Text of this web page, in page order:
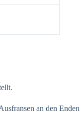
an den Enden